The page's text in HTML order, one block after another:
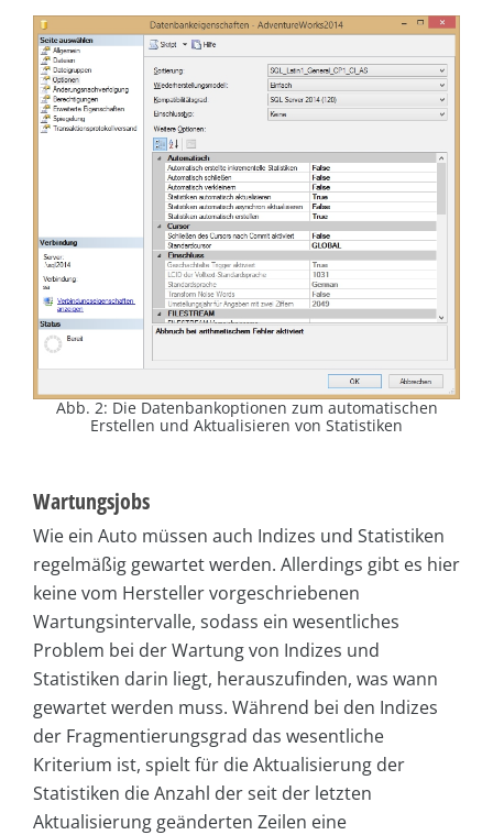
Abb. 2: Die Datenbankoptionen zum automatischen
Erstellen und Aktualisieren von Statistiken
Wartungsjobs
Wie ein Auto müssen auch Indizes und Statistiken
regelmäßig gewartet werden. Allerdings gibt es hier
keine vom Hersteller vorgeschriebenen
Wartungsintervalle, sodass ein wesentliches
Problem bei der Wartung von Indizes und
Statistiken darin liegt, herauszufinden, was wann
gewartet werden muss. Während bei den Indizes
der Fragmentierungsgrad das wesentliche
Kriterium ist, spielt für die Aktualisierung der
Statistiken die Anzahl der seit der letzten
Aktualisierung geänderten Zeilen eine